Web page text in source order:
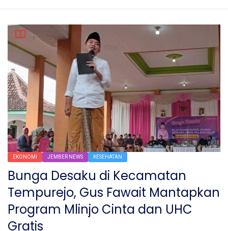
EKONOMI JEMBER NEWS KESEHATAN
Bunga Desaku di Kecamatan
Tempurejo, Gus Fawait Mantapkan
Program Mlinjo Cinta dan UHC
Gratis